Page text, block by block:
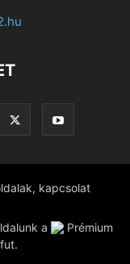
kapcsolat
a
Prémium